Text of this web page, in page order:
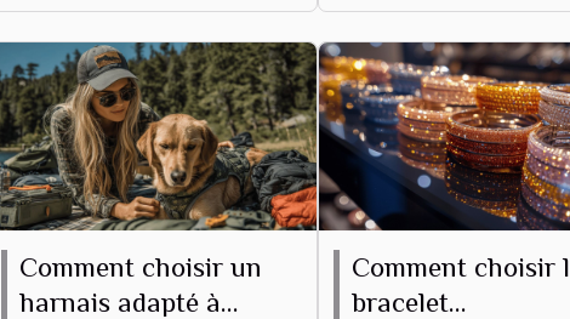
Comment choisir un
harnais adapté à
Comment choisir
bracelet